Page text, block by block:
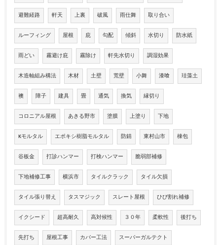
避難経路 軒天 上裏 破風 雨仕舞 取り合い
ルーフィング 屋根 庇 勾配 傾斜 水切り 防水紙
雨どい 霧避け庇 霧除け 軒先水切り 調湿効果
木造軸組み構法 木材 土壁 荒壁 小舞 漆喰 珪藻土
襖 障子 建具 畳 通気 換気 縁切り
コロニアル屋根 あきる野市 塗膜 上塗り 下地
Kモルタル エポキシ樹脂モルタル 防錆 東村山市 棟包
谷板金 打診ハンマー 打検ハンマー 脆弱部補修
下地補修工事 横浜市 タイルクラック タイル欠損
タイル張り替え タスマジック スレート屋根 ひび割れ補修
イクシード 超高耐久 高対候性 ３０年 柔軟性 後打ち
先打ち 屋根工事 カバー工法 スーパーガルテクト